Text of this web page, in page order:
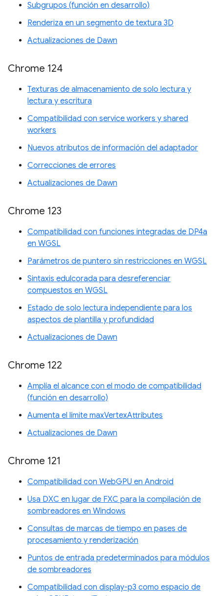
Subgrupos (función en desarrollo)
Renderiza en un segmento de textura 3D
Actualizaciones de Dawn
Chrome 124
Texturas de almacenamiento de solo lectura y
lectura y escritura
Compatibilidad con service workers y shared
workers
Nuevos atributos de información del adaptador
Correcciones de errores
Actualizaciones de Dawn
Chrome 123
Compatibilidad con funciones integradas de DP4a
en WGSL
Parámetros de puntero sin restricciones en WGSL
Sintaxis edulcorada para desreferenciar
compuestos en WGSL
Estado de solo lectura independiente para los
aspectos de plantilla y profundidad
Actualizaciones de Dawn
Chrome 122
Amplía el alcance con el modo de compatibilidad
(función en desarrollo)
Aumenta el límite maxVertexAttributes
Actualizaciones de Dawn
Chrome 121
Compatibilidad con WebGPU en Android
Usa DXC en lugar de FXC para la compilación de
sombreadores en Windows
Consultas de marcas de tiempo en pases de
procesamiento y renderización
Puntos de entrada predeterminados para módulos
de sombreadores
Compatibilidad con display-p3 como espacio de